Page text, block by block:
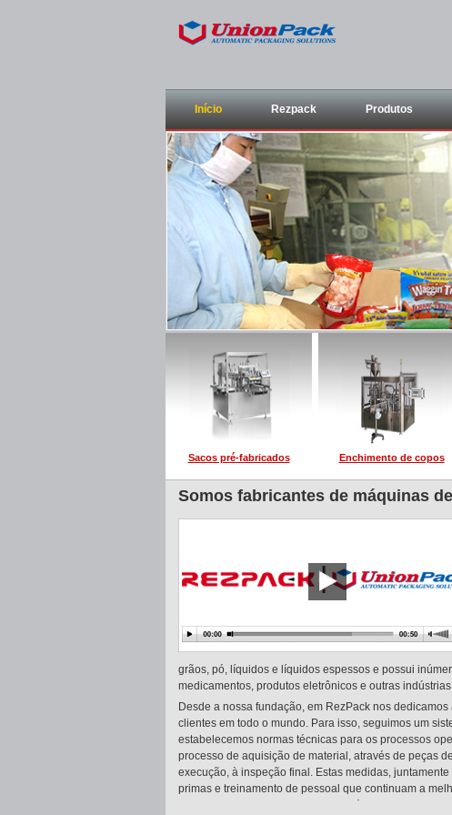
Início Rezpack Produtos
Sacos pré-fabricados Enchimento de copos
Somos fabricantes de máquinas
grãos, pó, líquidos e líquidos espessos e possui
medicamentos, produtos eletrônicos e outras
Desde a nossa fundação, em RezPack nos
clientes em todo o mundo. Para isso, seguimos um
estabelecemos normas técnicas para os processos
processo de aquisição de material, através de peças
execução, à inspeção final. Estas medidas,
primas e treinamento de pessoal que continuam a